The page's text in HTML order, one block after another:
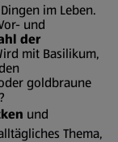
im Leben.
und
der
mit Basilikum,
goldbraune
und
Thema,